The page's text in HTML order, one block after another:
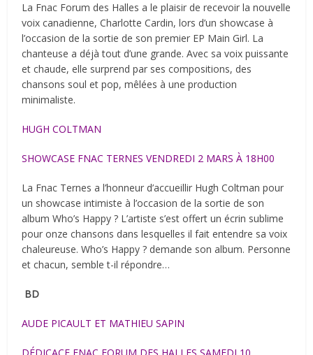
La Fnac Forum des Halles a le plaisir de recevoir la nouvelle
voix canadienne, Charlotte Cardin, lors d’un showcase à
l’occasion de la sortie de son premier EP Main Girl. La
chanteuse a déjà tout d’une grande. Avec sa voix puissante
et chaude, elle surprend par ses compositions, des
chansons soul et pop, mêlées à une production
minimaliste.
HUGH COLTMAN
SHOWCASE FNAC TERNES VENDREDI 2 MARS À 18H00
La Fnac Ternes a l’honneur d’accueillir Hugh Coltman pour
un showcase intimiste à l’occasion de la sortie de son
album Who’s Happy ? L’artiste s’est offert un écrin sublime
pour onze chansons dans lesquelles il fait entendre sa voix
chaleureuse. Who’s Happy ? demande son album. Personne
et chacun, semble t-il répondre…
BD
AUDE PICAULT ET MATHIEU SAPIN